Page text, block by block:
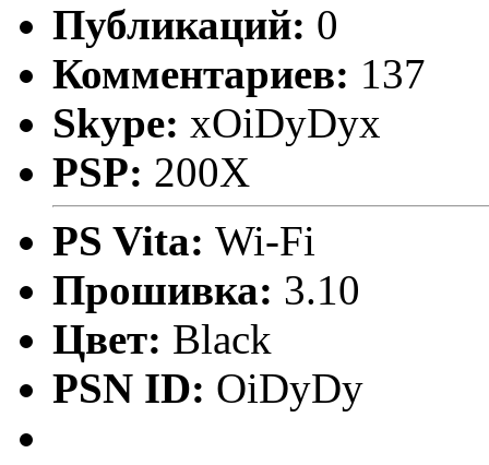
Публикаций: 0
Комментариев: 137
Skype: xOiDyDyx
PSP: 200X
PS Vita: Wi-Fi
Прошивка: 3.10
Цвет: Black
PSN ID: OiDyDy